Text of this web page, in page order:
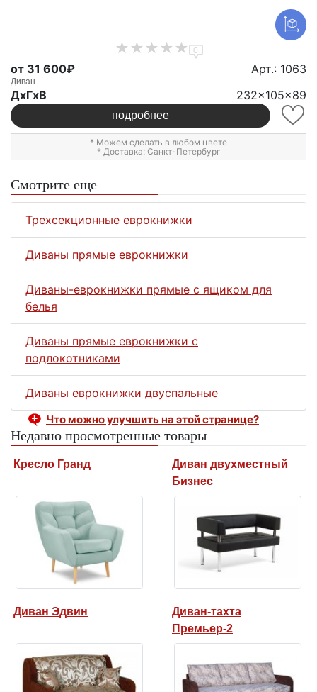
0
от 31 600₽ Арт.: 1063
Диван
ДxГxВ 232x105x89
подробнее
* Можем сделать в любом цвете
* Доставка: Санкт-Петербург
Смотрите еще
Трехсекционные еврокнижки
Диваны прямые еврокнижки
Диваны-еврокнижки прямые с ящиком для
белья
Диваны прямые еврокнижки с
подлокотниками
Диваны еврокнижки двуспальные
Что можно улучшить на этой странице?
Недавно просмотренные товары
Кресло Гранд
Диван двухместный
Бизнес
Диван Эдвин
Диван-тахта
Премьер-2